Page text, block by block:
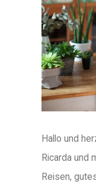
Hallo und
Ricarda und
Reisen,